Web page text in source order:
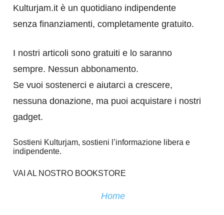
Kulturjam.it è un quotidiano indipendente
senza finanziamenti, completamente gratuito.
I nostri articoli sono gratuiti e lo saranno
sempre. Nessun abbonamento.
Se vuoi sostenerci e aiutarci a crescere,
nessuna donazione, ma puoi acquistare i nostri
gadget.
Sostieni Kulturjam, sostieni l’informazione libera e
indipendente.
VAI AL NOSTRO BOOKSTORE
Home